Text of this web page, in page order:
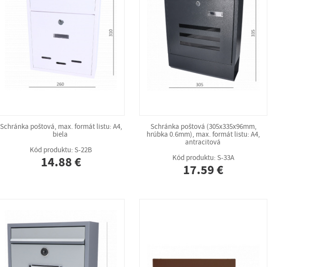
Schránka poštová, max. formát listu: A4,
biela
Kód produktu: S-22B
14.88 €
Schránka poštová (305x335x96mm,
hrúbka 0.6mm), max. formát listu: A4,
antracitová
Kód produktu: S-33A
17.59 €